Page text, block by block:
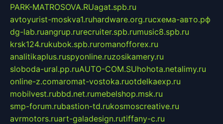
PARK-MATROSOVA.RUagat.spb.ru
avtoyurist-moskva1.ruhardware.org.ruсхема-авто.рф
dg-lab.ruangrup.rurecruiter.spb.rumusic8.spb.ru
krsk124.rukubok.spb.ruromanofforex.ru
analitikaplus.ruspyonline.ruzosikamery.ru
sloboda-ural.pp.ruAUTO-COM.SUhohota.netalimy.ru
online-z.comaromat-vostoka.ruotdelkaexp.ru
mobilvest.rubbd.net.rumebelshop.msk.ru
smp-forum.rubastion-td.rukosmoscreative.ru
avrmotors.ruart-galadesign.rutiffany-c.ru